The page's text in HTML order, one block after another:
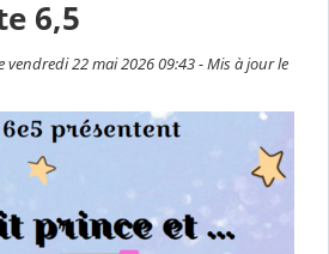
6,5
vendredi 22 mai 2026 09:43 - Mis à jour le